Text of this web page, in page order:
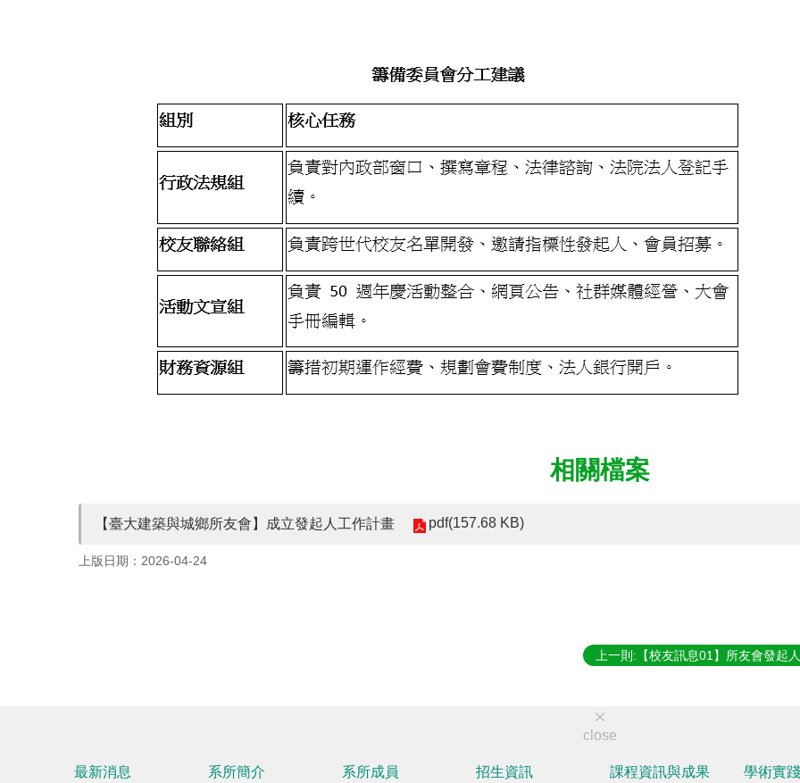
相關檔案
【臺大建築與城鄉所友會】成立發起人工作計畫 pdf(157.68 KB)
上版日期：2026-04-24
上一則:【校友訊息01】所友會發起
close
最新消息 系所簡介 系所成員 招生資訊 課程資訊與成果 學術實踐